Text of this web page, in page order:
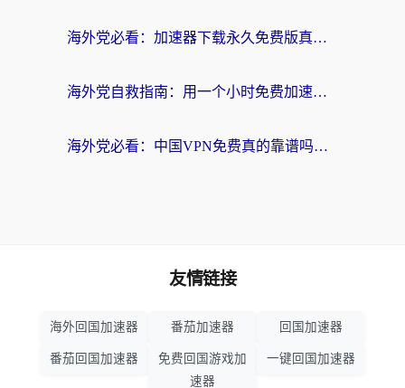
海外党必看：加速器下载永久免费版真的存在吗？教你无缝访问国内资源的正确姿势
海外党自救指南：用一个小时免费加速器，轻松打破国内资源访问壁垒？
海外党必看：中国VPN免费真的靠谱吗？手把手教你选对回国加速器
友情链接
海外回国加速器 番茄加速器 回国加速器
番茄回国加速器
免费回国游戏加
速器
一键回国加速器